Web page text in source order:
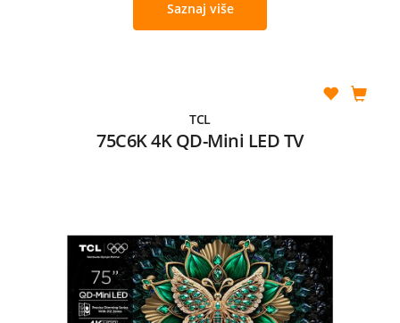
Saznaj više
TCL
75C6K 4K QD-Mini LED TV